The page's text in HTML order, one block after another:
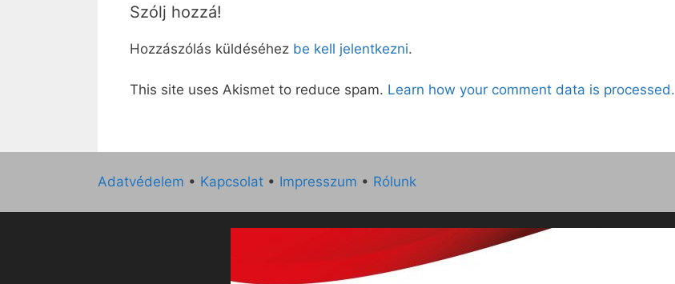
Szólj hozzá!
Hozzászólás küldéséhez be kell jelentkezni.
This site uses Akismet to reduce spam. Learn how your comment data is processed.
Adatvédelem • Kapcsolat • Impresszum • Rólunk